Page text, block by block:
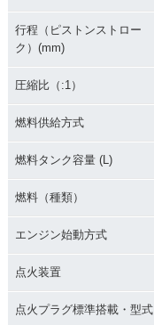
行程（ピストンストロー
ク）(mm)
圧縮比（:1）
燃料供給方式
燃料タンク容量 (L)
燃料（種類）
エンジン始動方式
点火装置
点火プラグ標準搭載・型式